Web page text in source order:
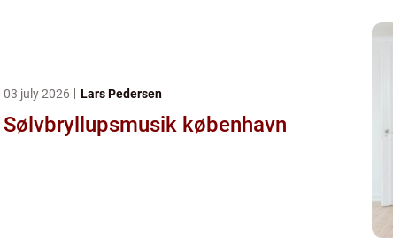
03 july 2026 Lars Pedersen
Sølvbryllupsmusik københavn